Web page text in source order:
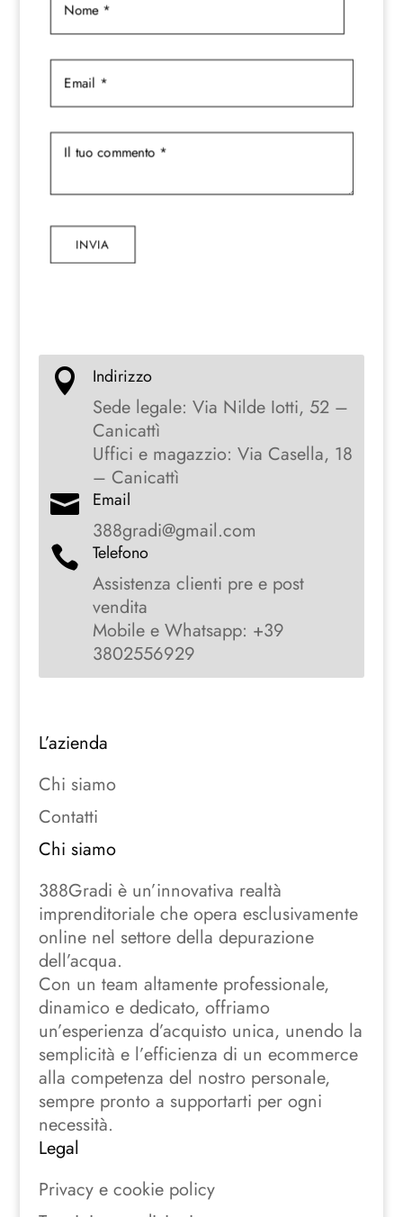
INVIA
 Indirizzo
Sede legale: Via Nilde Iotti, 52 –
Canicattì
Uffici e magazzio: Via Casella, 18
– Canicattì
 Email
388gradi@gmail.com
 Telefono
Assistenza clienti pre e post
vendita
Mobile e Whatsapp: +39
3802556929
L’azienda
Chi siamo
Contatti
Chi siamo
388Gradi è un’innovativa realtà
imprenditoriale che opera esclusivamente
online nel settore della depurazione
dell’acqua.
Con un team altamente professionale,
dinamico e dedicato, offriamo
un’esperienza d’acquisto unica, unendo la
semplicità e l’efficienza di un ecommerce
alla competenza del nostro personale,
sempre pronto a supportarti per ogni
necessità.
Legal
Privacy e cookie policy